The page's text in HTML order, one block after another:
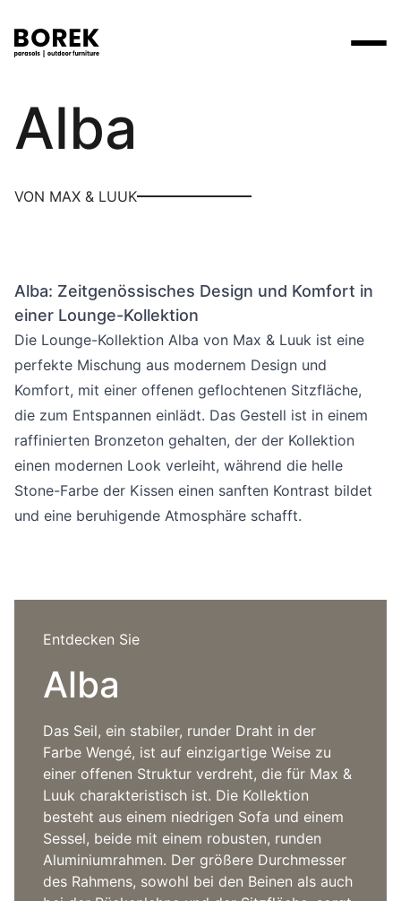
Produkte
Stühle
Liegestühle
Andere
Kollektionen
Marken
Yoi
VerkaufsstellenSuche am Verkaufsort
Mehr
Events
3D-Modelle
Arbeiten bei
Uber uns
Sprachwahl
Suchen
Max & Luuk
Alba
VON MAX & LUUK
Alba: Zeitgenössisches Design und Komfort in
einer Lounge-Kollektion
Die Lounge-Kollektion Alba von Max & Luuk ist eine
perfekte Mischung aus modernem Design und
Komfort, mit einer offenen geflochtenen Sitzfläche,
die zum Entspannen einlädt. Das Gestell ist in einem
raffinierten Bronzeton gehalten, der der Kollektion
einen modernen Look verleiht, während die helle
Stone-Farbe der Kissen einen sanften Kontrast bildet
und eine beruhigende Atmosphäre schafft.
Entdecken Sie
Alba
Das Seil, ein stabiler, runder Draht in der
Farbe Wengé, ist auf einzigartige Weise zu
einer offenen Struktur verdreht, die für Max &
Luuk charakteristisch ist. Die Kollektion
besteht aus einem niedrigen Sofa und einem
Sessel, beide mit einem robusten, runden
Aluminiumrahmen. Der größere Durchmesser
des Rahmens, sowohl bei den Beinen als auch